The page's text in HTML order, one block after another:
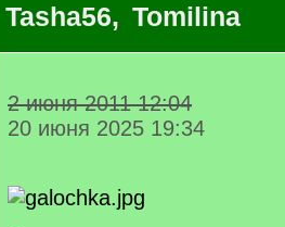
Tasha56, Tomilina
2 июня 2011 12:04
20 июня 2025 19:34